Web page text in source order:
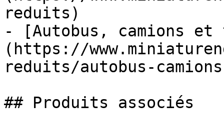
reduits)
- [Autobus, camions
(https://
reduits/autobus-
## Produits associés